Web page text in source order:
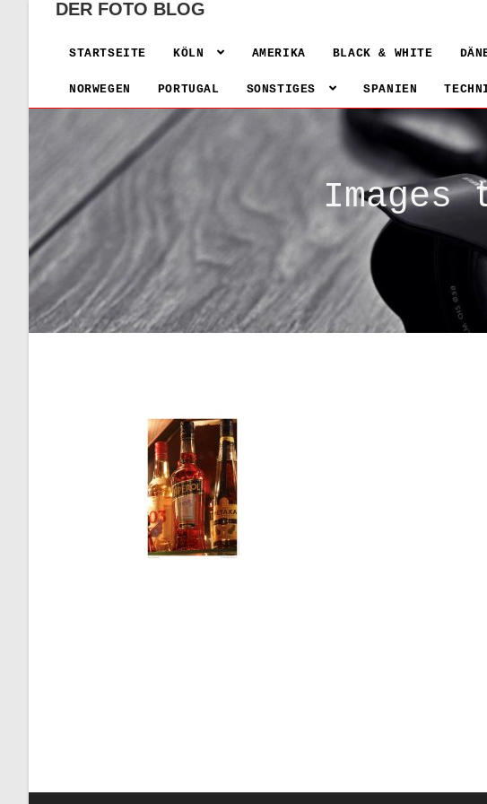
DER FOTO BLOG
STARTSEITE KÖLN AMERIKA BLACK & WHITE
NORWEGEN PORTUGAL SONSTIGES SPANIEN
Images